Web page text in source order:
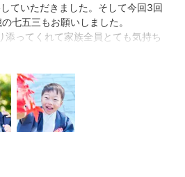
の打ち合わせを行い極力不安のな
ております。
ことになりますが、ご理解ご了承
らのプロフィール欄の事を全て了
頂きます。
細なことでもお気軽にご相談下さ
れたい方や、これら以外の地域の
お気軽にご相談ください。
ていただきました。そして今回3回
七五三もお願いしました。
添ってくれて家族全員とても気持ち
がった写真も素晴らしく今まで3回
クチさんにお願いすると決めてい
てもスムーズでした。